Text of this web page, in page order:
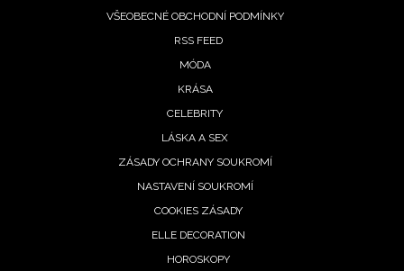
VŠEOBECNÉ OBCHODNÍ PODMÍNKY
RSS FEED
MÓDA
KRÁSA
CELEBRITY
LÁSKA A SEX
ZÁSADY OCHRANY SOUKROMÍ
NASTAVENÍ SOUKROMÍ
COOKIES ZÁSADY
ELLE DECORATION
HOROSKOPY